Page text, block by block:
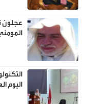
عجلون
اليوم